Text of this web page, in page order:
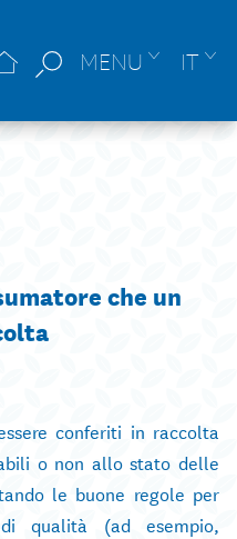
MENU IT
che un
conferiti in raccolta
o non allo stato delle
le buone regole per
qualità (ad esempio,